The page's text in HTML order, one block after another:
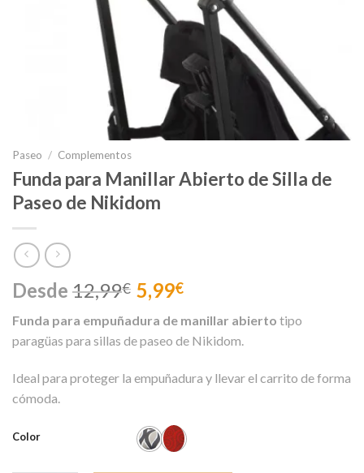
Paseo / Complementos
Funda para Manillar Abierto de Silla de
Paseo de Nikidom
Desde 12,99€ 5,99€
Funda para empuñadura de manillar abierto tipo
paragüas para sillas de paseo de Nikidom.
Ideal para proteger la empuñadura y llevar el carrito de forma
cómoda.
Color